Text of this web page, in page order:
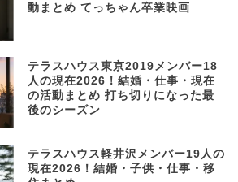
動まとめ てっちゃん卒業映画
テラスハウス東京2019メンバー18
人の現在2026！結婚・仕事・現在
の活動まとめ 打ち切りになった最
後のシーズン
テラスハウス軽井沢メンバー19人の
現在2026！結婚・子供・仕事・移